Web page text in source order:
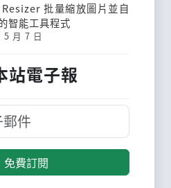
批量縮放圖片並自
智能工具程式
5 月 7 日
站電子報
免費訂閱